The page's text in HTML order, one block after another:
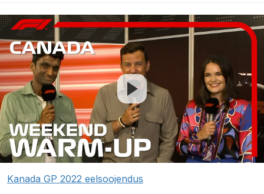
Kanada GP 2022 eelsoojendus